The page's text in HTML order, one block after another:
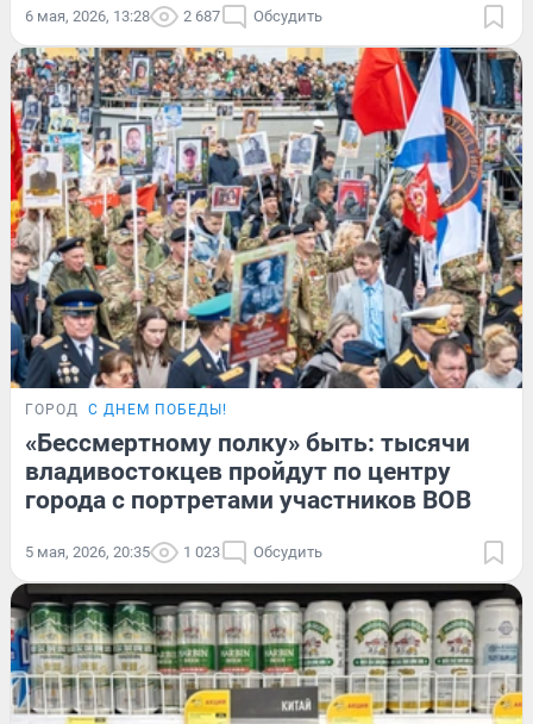
6 мая, 2026, 13:28 2 687 Обсудить
ГОРОД С ДНЕМ ПОБЕДЫ!
«Бессмертному полку» быть: тысячи
владивостокцев пройдут по центру
города с портретами участников ВОВ
5 мая, 2026, 20:35 1 023 Обсудить